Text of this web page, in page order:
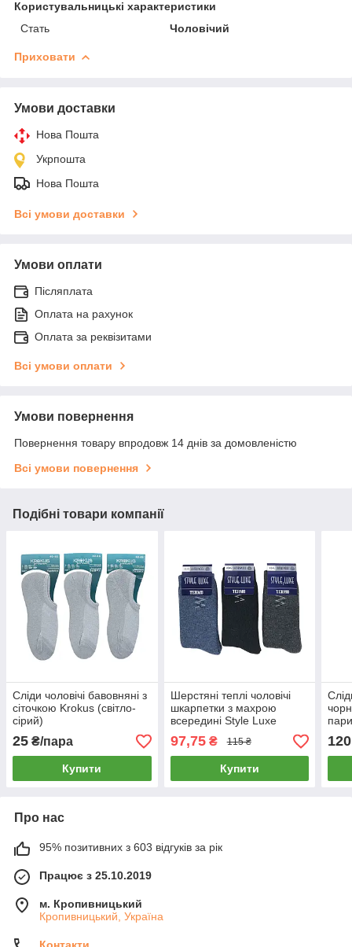
Користувальницькі характеристики
Стать
Чоловічий
Приховати
Умови доставки
Нова Пошта
Укрпошта
Нова Пошта
Всі умови доставки
Умови оплати
Післяплата
Оплата на рахунок
Оплата за реквізитами
Всі умови оплати
Умови повернення
Повернення товару впродовж 14 днів за домовленістю
Всі умови повернення
Подібні товари компанії
Сліди чоловічі бавовняні з
сіточкою Krokus (світло-
сірий)
25 ₴/пара
Купити
Шерстяні теплі чоловічі
шкарпетки з махрою
всередині Style Luxe
97,75₴ 115 ₴
Купити
120
Про нас
95% позитивних з 603 відгуків за рік
Працює з 25.10.2019
м. Кропивницький
Кропивницький, Україна